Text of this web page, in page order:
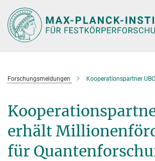
Hauptinhalt
Forschungsmeldungen Kooperationspartner UBC erhält
erhält
für